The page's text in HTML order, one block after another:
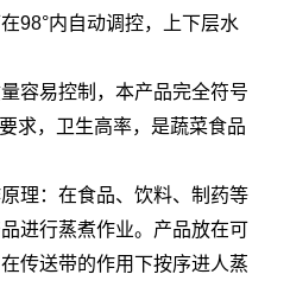
98°内自动调控，上下层水
容易控制，本产品完全符号
求，卫生高率，是蔬菜食品
理：在食品、饮料、制药等
进行蒸煮作业。产品放在可
传送带的作用下按序进人蒸